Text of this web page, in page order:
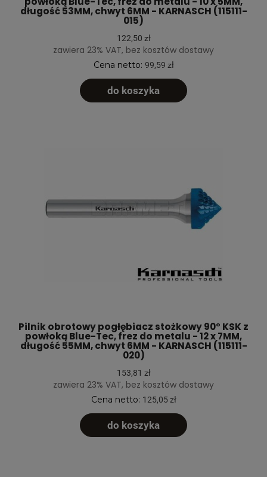
długość 53MM, chwyt 6MM - KARNASCH (115111-
015)
122,50 zł
zawiera 23% VAT, bez kosztów dostawy
Cena netto: 99,59 zł
do koszyka
Pilnik obrotowy pogłębiacz stożkowy 90° KSK z
powłoką Blue-Tec, frez do metalu - 12 x 7MM,
długość 55MM, chwyt 6MM - KARNASCH (115111-
020)
153,81 zł
zawiera 23% VAT, bez kosztów dostawy
Cena netto: 125,05 zł
do koszyka